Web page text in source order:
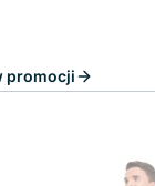
promocji